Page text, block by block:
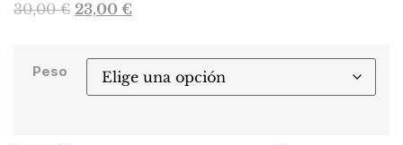
30,00€ 23,00 €
Peso